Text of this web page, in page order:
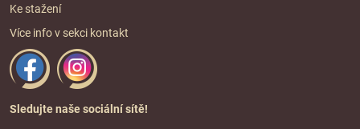
Ke stažení
Více info v sekci kontakt
Sledujte naše sociální sítě!